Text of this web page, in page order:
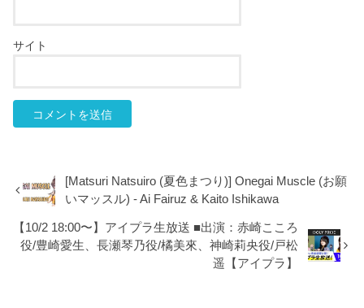
サイト
[Matsuri Natsuiro (夏色まつり)] Onegai Muscle (お願
いマッスル) - Ai Fairuz & Kaito Ishikawa
【10/2 18:00〜】アイプラ生放送 ■出演：赤崎こころ
役/豊崎愛生、長瀬琴乃役/橘美來、神崎莉央役/戸松
遥【アイプラ】